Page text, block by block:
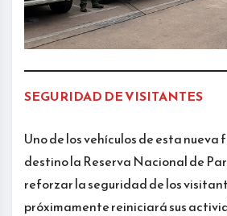
SEGURIDAD DE VISITANTES
Uno de los vehículos de esta
destino la Reserva Nacional de
reforzar la seguridad de los
próximamente reiniciará sus